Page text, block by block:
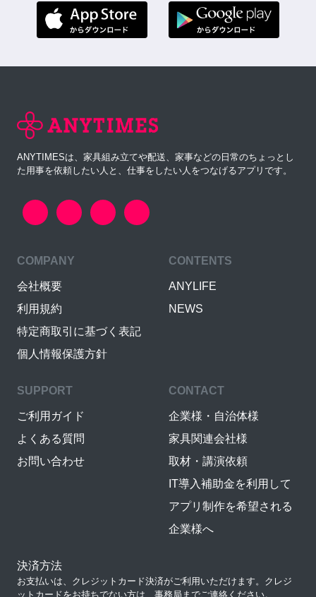
ANYTIMESは、家具組み立てや配送、家事などの日常のちょっとし
た用事を依頼したい人と、仕事をしたい人をつなげるアプリです。
COMPANY
会社概要
利用規約
特定商取引に基づく表記
個人情報保護方針
CONTENTS
ANYLIFE
NEWS
SUPPORT
ご利用ガイド
よくある質問
お問い合わせ
CONTACT
企業様・自治体様
家具関連会社様
取材・講演依頼
IT導入補助金を利用して
アプリ制作を希望される
企業様へ
決済方法
お支払いは、クレジットカード決済がご利用いただけます。クレジ
ットカードをお持ちでない方は、事務局までご連絡ください。